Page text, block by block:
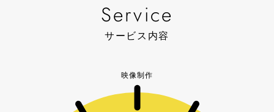
Service
サービス内容
映像制作